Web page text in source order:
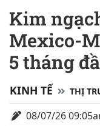
Kim ngạch thương mại
Mexico-
5 tháng
KINH TẾ THỊ
08/07/26